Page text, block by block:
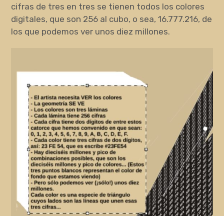
cifras de tres en tres se tienen todos los colores
digitales, que son 256 al cubo, o sea, 16.777.216, de
los que podemos ver unos diez millones.